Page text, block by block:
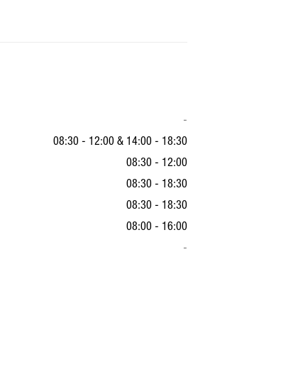
-
08:30 - 12:00 & 14:00 - 18:30
08:30 - 12:00
08:30 - 18:30
08:30 - 18:30
08:00 - 16:00
-